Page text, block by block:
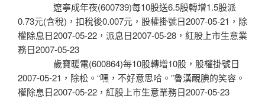
遼寧成年夜(600739)每10股送6.5股轉增1.5股派
0.73元(含稅)，扣稅後0.007元，股權掛號日2007-05-21，除
權除息日2007-05-22，派息日2007-05-28，紅股上市生意業
務日2007-05-23
歲寶暖電(600864)每10股轉增10股，股權掛號日
2007-05-21，除松。“嘿，不好意思哈。”魯漢靦腆的笑容。
權除息日2007-05-22，紅股上市生意業務日2007-05-23